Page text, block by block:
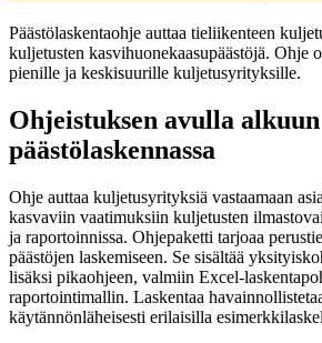
Päästölaskentaohje auttaa tieliikenteen
kuljetusten kasvihuonekaasupäästöjä. Ohje
pienille ja keskisuurille kuljetusyrityksille.
Ohjeistuksen avulla alkuun
päästölaskennassa
Ohje auttaa kuljetusyrityksiä vastaamaan
kasvaviin vaatimuksiin kuljetusten
ja raportoinnissa. Ohjepaketti tarjoaa
päästöjen laskemiseen. Se sisältää
lisäksi pikaohjeen, valmiin Excel-
raportointimallin. Laskentaa
käytännönläheisesti erilaisilla